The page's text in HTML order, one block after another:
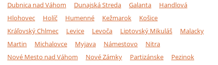
Dubnica nad Váhom
Dunajská Streda Galanta
Handlová
Hlohovec
Holíč Humenné Kežmarok
Košice
Kráľovský Chlmec
Levice Levoča Liptovský Mikuláš
Malacky
Martin
Michalovce Myjava Námestovo
Nitra
Nové Mesto nad Váhom
Nové Zámky Partizánske
Pezinok